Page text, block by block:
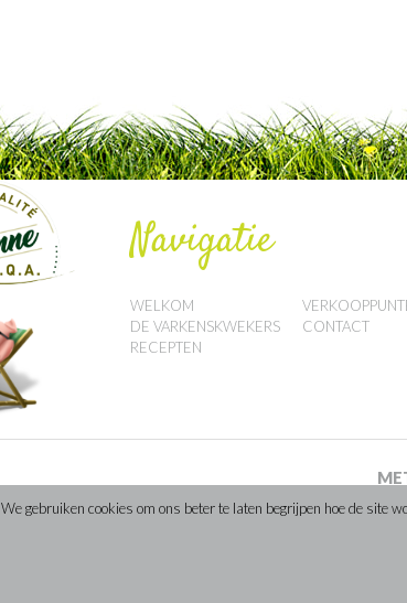
We gebruiken cookies om ons beter te laten begrijpen hoe de site
Navigatie
WELKOM
DE VARKENSKWEKERS
RECEPTEN
CONTACT